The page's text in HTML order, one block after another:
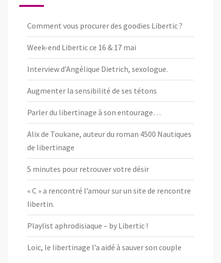
Comment vous procurer des goodies Libertic ?
Week-end Libertic ce 16 & 17 mai
Interview d’Angélique Dietrich, sexologue.
Augmenter la sensibilité de ses tétons
Parler du libertinage à son entourage…
Alix de Toukane, auteur du roman 4500 Nautiques
de libertinage
5 minutes pour retrouver votre désir
« C » a rencontré l’amour sur un site de rencontre
libertin.
Playlist aphrodisiaque – by Libertic !
Loic, le libertinage l’a aidé à sauver son couple